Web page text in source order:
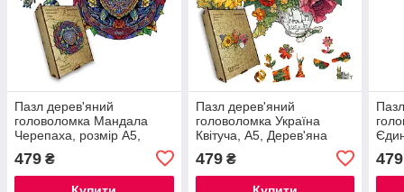
Пазл дерев'яний
головоломка Мандала
Черепаха, розмір А5,
479 ₴
Пазл дерев'яний
головоломка Україна
Квітуча, А5, Дерев'яна
479₴ 479